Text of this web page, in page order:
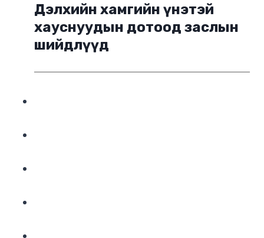
Дэлхийн хамгийн үнэтэй
хауснуудын дотоод заслын
шийдлүүд